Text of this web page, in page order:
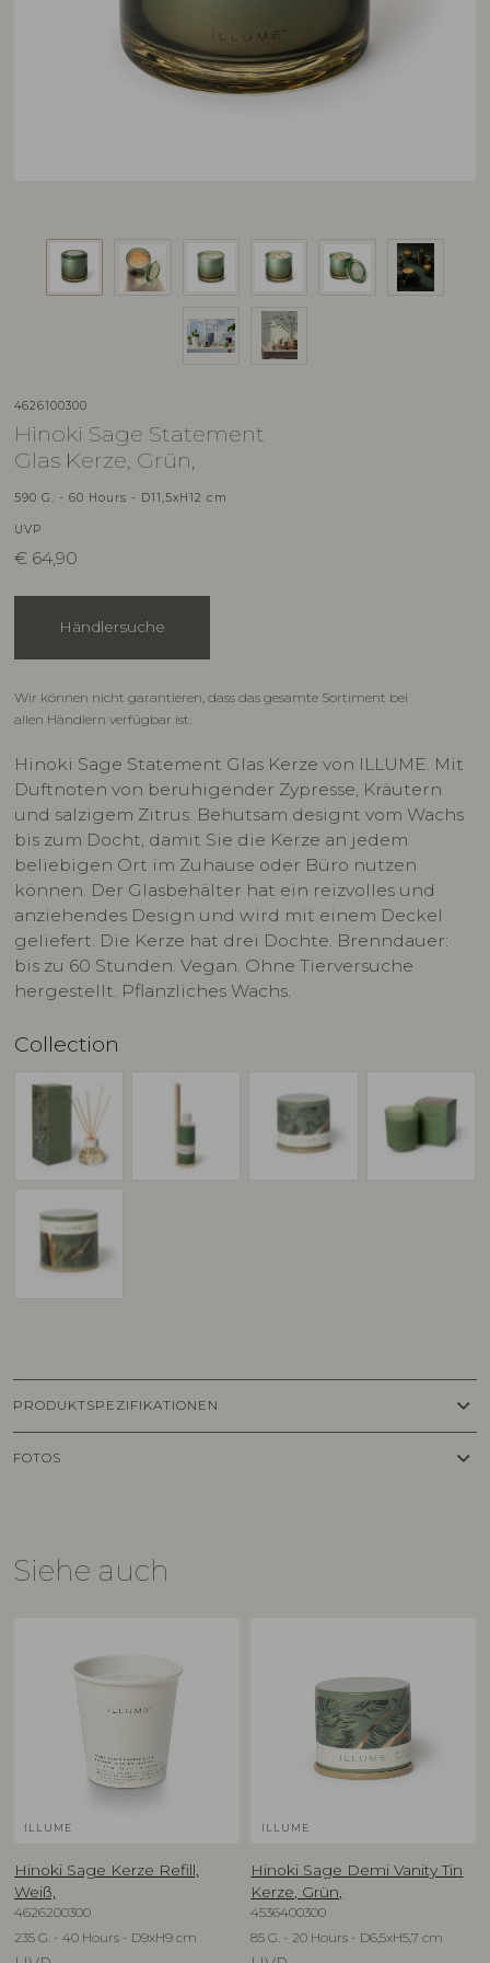
4626100300
Hinoki Sage Statement
Glas Kerze, Grün,
590 G. - 60 Hours - D11,5xH12 cm
UVP
€ 64,90
Händlersuche
Wir können nicht garantieren, dass das gesamte Sortiment bei
allen Händlern verfügbar ist.
Hinoki Sage Statement Glas Kerze von ILLUME. Mit
Duftnoten von beruhigender Zypresse, Kräutern
und salzigem Zitrus. Behutsam designt vom Wachs
bis zum Docht, damit Sie die Kerze an jedem
beliebigen Ort im Zuhause oder Büro nutzen
können. Der Glasbehälter hat ein reizvolles und
anziehendes Design und wird mit einem Deckel
geliefert. Die Kerze hat drei Dochte. Brenndauer:
bis zu 60 Stunden. Vegan. Ohne Tierversuche
hergestellt. Pflanzliches Wachs.
Collection
PRODUKTSPEZIFIKATIONEN keyboard_arrow_down
FOTOS keyboard_arrow_down
Siehe auch
ILLUME
Hinoki Sage Kerze Refill,
Weiß,
4626200300
235 G. - 40 Hours - D9xH9 cm
ILLUME
Hinoki Sage Demi Vanity Tin
Kerze, Grün,
4536400300
85 G. - 20 Hours - D6,5xH5,7 cm